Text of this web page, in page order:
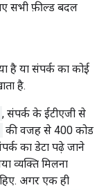
सभी फ़ील्ड बदल
है या संपर्क का कोई
है.
, संपर्क के ईटीएजी से
की वजह से 400 कोड
का डेटा पढ़े जाने
व्यक्ति मिलना
अगर एक ही